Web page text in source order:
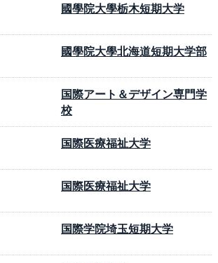
國學院大學栃木短期大学
國學院大學北海道短期大学部
国際アート＆デザイン専門学
校
国際医療福祉大学
国際医療福祉大学
国際学院埼玉短期大学